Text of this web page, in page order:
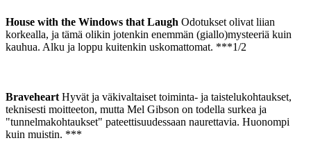
House with the Windows that Laugh Odotukset olivat liian
korkealla, ja tämä olikin jotenkin enemmän (giallo)mysteeriä kuin
kauhua. Alku ja loppu kuitenkin uskomattomat. ***1/2
Braveheart Hyvät ja väkivaltaiset toiminta- ja taistelukohtaukset,
teknisesti moitteeton, mutta Mel Gibson on todella surkea ja
"tunnelmakohtaukset" pateettisuudessaan naurettavia. Huonompi
kuin muistin. ***